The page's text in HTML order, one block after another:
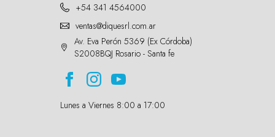
+54 341 4564000
ventas@diquesrl.com.ar
Av. Eva Perón 5369 (Ex Córdoba)
S2008BQJ Rosario - Santa fe
Lunes a Viernes 8:00 a 17:00